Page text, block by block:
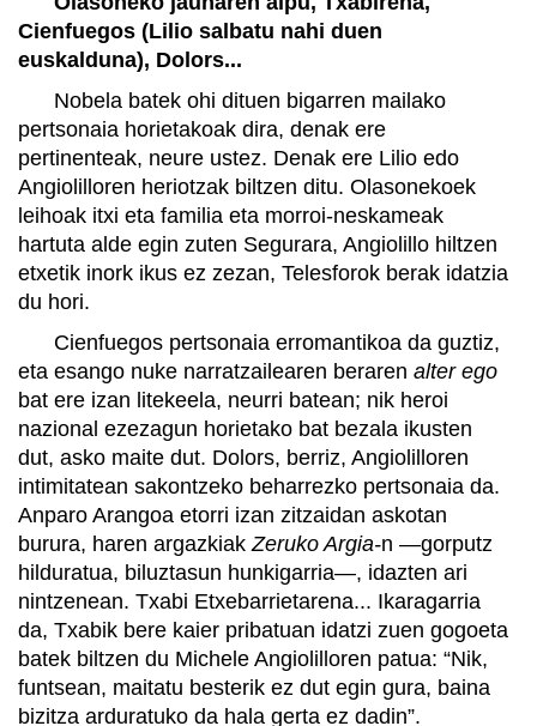
Cienfuegos (Lilio salbatu nahi duen
euskalduna), Dolors...
Nobela batek ohi dituen bigarren mailako
pertsonaia horietakoak dira, denak ere
pertinenteak, neure ustez. Denak ere Lilio edo
Angiolilloren heriotzak biltzen ditu. Olasonekoek
leihoak itxi eta familia eta morroi-neskameak
hartuta alde egin zuten Segurara, Angiolillo hiltzen
etxetik inork ikus ez zezan, Telesforok berak idatzia
du hori.
Cienfuegos pertsonaia erromantikoa da guztiz,
eta esango nuke narratzailearen beraren alter ego
bat ere izan litekeela, neurri batean; nik heroi
nazional ezezagun horietako bat bezala ikusten
dut, asko maite dut. Dolors, berriz, Angiolilloren
intimitatean sakontzeko beharrezko pertsonaia da.
Anparo Arangoa etorri izan zitzaidan askotan
burura, haren argazkiakZeruko Argia-n —gorputz
hilduratua, biluztasun hunkigarria—, idazten ari
nintzenean. Txabi Etxebarrietarena... Ikaragarria
da, Txabik bere kaier pribatuan idatzi zuen gogoeta
batek biltzen du Michele Angiolilloren patua: “Nik,
funtsean, maitatu besterik ez dut egin gura, baina
bizitza arduratuko da hala gerta ez dadin”.